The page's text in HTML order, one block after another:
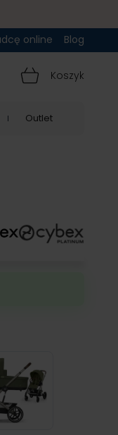
online Blog
Koszyk
Outlet